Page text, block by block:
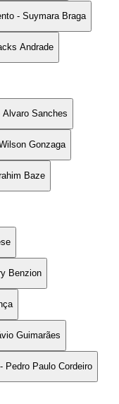
- Suymara Braga
Andrade
Sanches
Gonzaga
Baze
Benzion
Guimarães
Pedro Paulo Cordeiro